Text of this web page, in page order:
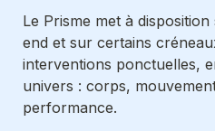
Le Prisme met à
end et sur certains
interventions ponctuelles,
univers : corps,
performance.